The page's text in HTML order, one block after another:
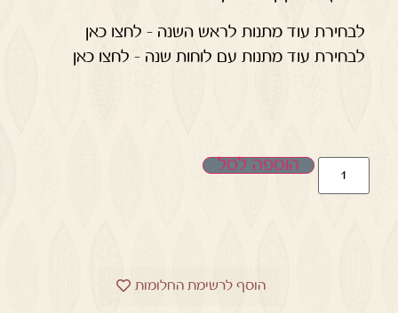
לבחירת עוד מתנות לראש השנה – לחצו כאן
לבחירת עוד מתנות עם לוחות שנה – לחצו כאן
הוספה לסל
הוסף לרשימת החלומות